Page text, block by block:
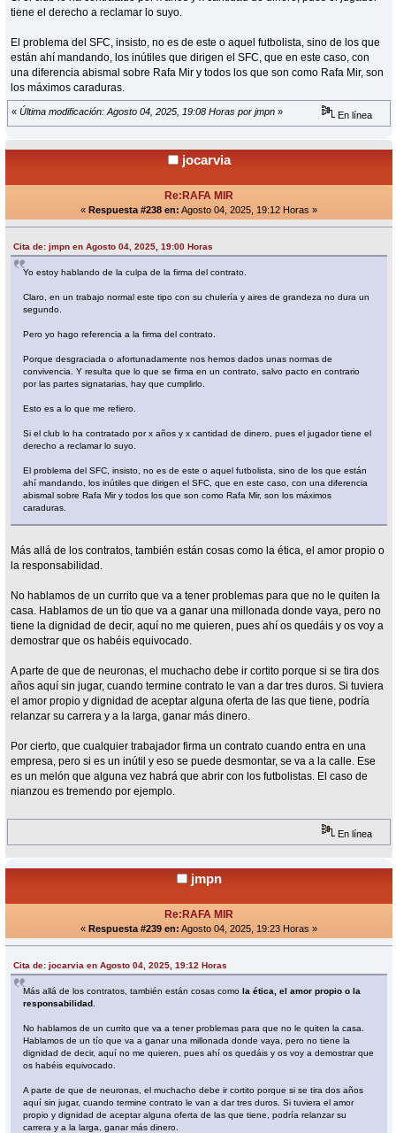
tiene el derecho a reclamar lo suyo.
El problema del SFC, insisto, no es de este o aquel futbolista, sino de los que
están ahí mandando, los inútiles que dirigen el SFC, que en este caso, con
una diferencia abismal sobre Rafa Mir y todos los que son como Rafa Mir, son
los máximos caraduras.
« Última modificación: Agosto 04, 2025, 19:08 Horas por jmpn » En línea
jocarvia
Re:RAFA MIR
« Respuesta #238 en: Agosto 04, 2025, 19:12 Horas »
Cita de: jmpn en Agosto 04, 2025, 19:00 Horas
Yo estoy hablando de la culpa de la firma del contrato.
Claro, en un trabajo normal este tipo con su chulería y aires de grandeza no dura un
segundo.
Pero yo hago referencia a la firma del contrato.
Porque desgraciada o afortunadamente nos hemos dados unas normas de
convivencia. Y resulta que lo que se firma en un contrato, salvo pacto en contrario
por las partes signatarias, hay que cumplirlo.
Esto es a lo que me refiero.
Si el club lo ha contratado por x años y x cantidad de dinero, pues el jugador tiene el
derecho a reclamar lo suyo.
El problema del SFC, insisto, no es de este o aquel futbolista, sino de los que están
ahí mandando, los inútiles que dirigen el SFC, que en este caso, con una diferencia
abismal sobre Rafa Mir y todos los que son como Rafa Mir, son los máximos
caraduras.
Más allá de los contratos, también están cosas como la ética, el amor propio o
la responsabilidad.
No hablamos de un currito que va a tener problemas para que no le quiten la
casa. Hablamos de un tío que va a ganar una millonada donde vaya, pero no
tiene la dignidad de decir, aquí no me quieren, pues ahí os quedáis y os voy a
demostrar que os habéis equivocado.
A parte de que de neuronas, el muchacho debe ir cortito porque si se tira dos
años aquí sin jugar, cuando termine contrato le van a dar tres duros. Si tuviera
el amor propio y dignidad de aceptar alguna oferta de las que tiene, podría
relanzar su carrera y a la larga, ganar más dinero.
Por cierto, que cualquier trabajador firma un contrato cuando entra en una
empresa, pero si es un inútil y eso se puede desmontar, se va a la calle. Ese
es un melón que alguna vez habrá que abrir con los futbolistas. El caso de
nianzou es tremendo por ejemplo.
En línea
jmpn
Re:RAFA MIR
« Respuesta #239 en: Agosto 04, 2025, 19:23 Horas »
Cita de: jocarvia en Agosto 04, 2025, 19:12 Horas
Más allá de los contratos, también están cosas comola ética, el amor propio o la
responsabilidad
No hablamos de un currito que va a tener problemas para que no le quiten la casa.
Hablamos de un tío que va a ganar una millonada donde vaya, pero no tiene la
dignidad de decir, aquí no me quieren, pues ahí os quedáis y os voy a demostrar que
os habéis equivocado.
A parte de que de neuronas, el muchacho debe ir cortito porque si se tira dos años
aquí sin jugar, cuando termine contrato le van a dar tres duros. Si tuviera el amor
propio y dignidad de aceptar alguna oferta de las que tiene, podría relanzar su
carrera y a la larga, ganar más dinero.